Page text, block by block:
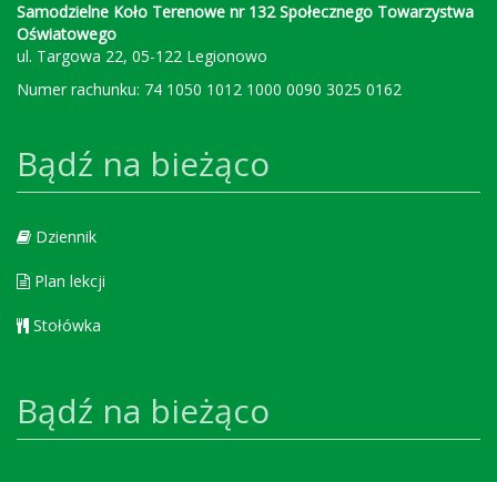
Samodzielne Koło Terenowe nr 132 Społecznego Towarzystwa
Oświatowego
ul. Targowa 22, 05-122 Legionowo
Numer rachunku: 74 1050 1012 1000 0090 3025 0162
Bądź na bieżąco
Dziennik
Plan lekcji
Stołówka
Bądź na bieżąco